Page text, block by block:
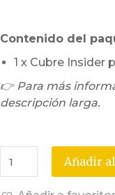
Contenido del
1 x Cubre Insider
👉 Para más
descripción larga.
Añadir